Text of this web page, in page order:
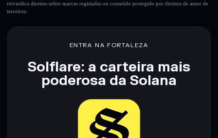
reivindica direitos sobre marcas registadas ou conteúdo protegido por direitos de autor de
terceiros.
ENTRA NA FORTALEZA
Solflare: a carteira mais
poderosa da Solana